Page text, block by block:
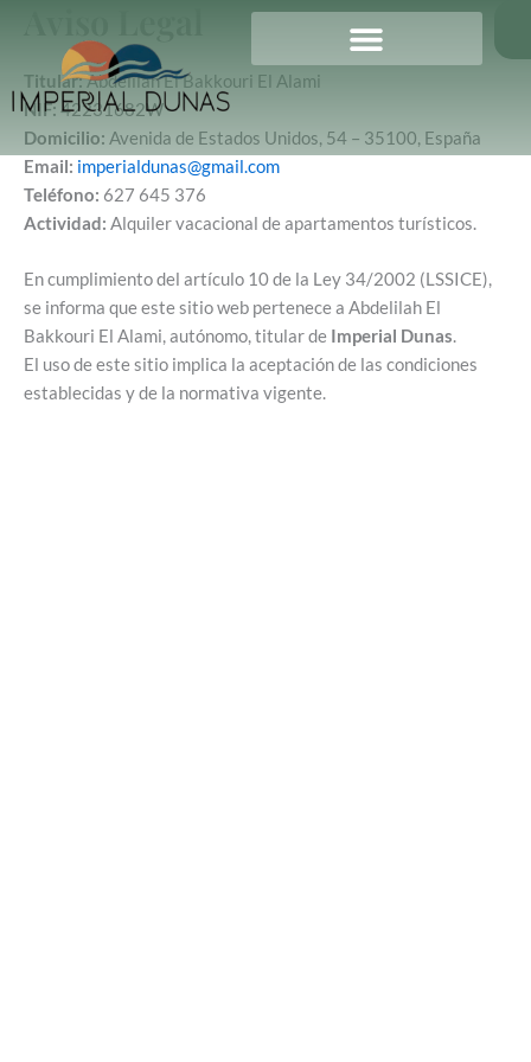
contenido
Titular:Abdelilah El Bakkouri El Alami
NIF: 42231682W
Domicilio: Avenida de Estados Unidos, 54 – 35100, España
Email: imperialdunas@gmail.com
Teléfono: 627 645 376
Actividad: Alquiler vacacional de apartamentos turísticos.
En cumplimiento del artículo 10 de la Ley 34/2002 (LSSICE),
se informa que este sitio web pertenece a Abdelilah El
Bakkouri El Alami, autónomo, titular de Imperial Dunas.
El uso de este sitio implica la aceptación de las condiciones
establecidas y de la normativa vigente.